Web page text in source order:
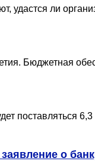
ли
Бюджетная
поставляться
о